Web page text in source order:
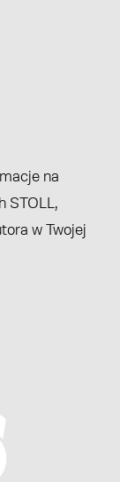
na
STOLL,
w Twojej